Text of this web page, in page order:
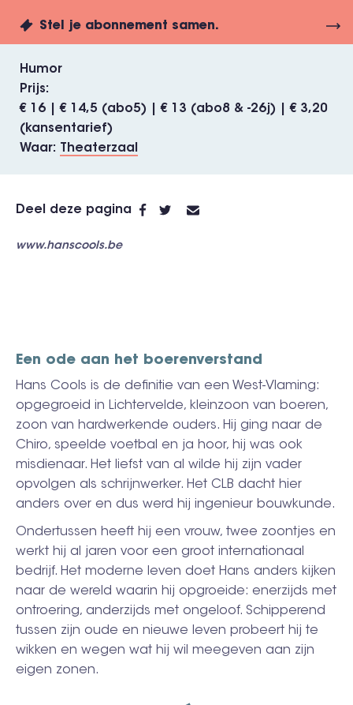
Stel je abonnement samen.
Humor
Prijs
€ 16 | € 14,5 (abo5) | € 13 (abo8 & -26j) | € 3,20
(kansentarief)
Waar
Theaterzaal
Deel deze pagina
www.hanscools.be
Een ode aan het boerenverstand
Hans Cools is de definitie van een West-Vlaming:
opgegroeid in Lichtervelde, kleinzoon van boeren,
zoon van hardwerkende ouders. Hij ging naar de
Chiro, speelde voetbal en ja hoor, hij was ook
misdienaar. Het liefst van al wilde hij zijn vader
opvolgen als schrijnwerker. Het CLB dacht hier
anders over en dus werd hij ingenieur bouwkunde.
Ondertussen heeft hij een vrouw, twee zoontjes en
werkt hij al jaren voor een groot internationaal
bedrijf. Het moderne leven doet Hans anders kijken
naar de wereld waarin hij opgroeide: enerzijds met
ontroering, anderzijds met ongeloof. Schipperend
tussen zijn oude en nieuwe leven probeert hij te
wikken en wegen wat hij wil meegeven aan zijn
eigen zonen.